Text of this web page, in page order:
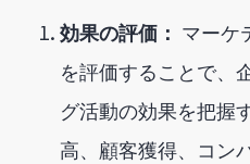
効果の評価： マーケ
を評価することで、
グ活動の効果を把握
高、顧客獲得、コン